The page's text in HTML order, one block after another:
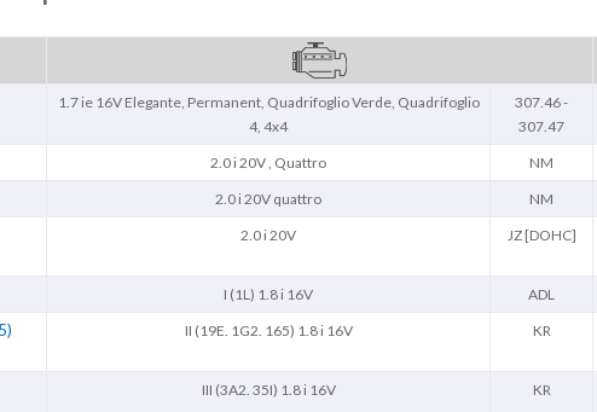
1.7 ie 16V Elegante, Permanent, Quadrifoglio Verde, Quadrifoglio
4, 4x4
307.46 -
307.47
2.0 i 20V , Quattro NM
2.0 i 20V quattro NM
2.0 i 20V JZ [DOHC]
I (1L) 1.8 i 16V ADL
II (19E. 1G2. 165) 1.8 i 16V KR
III (3A2. 35I) 1.8 i 16V KR